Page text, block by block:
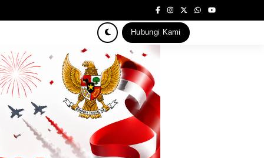
Hubungi Kami